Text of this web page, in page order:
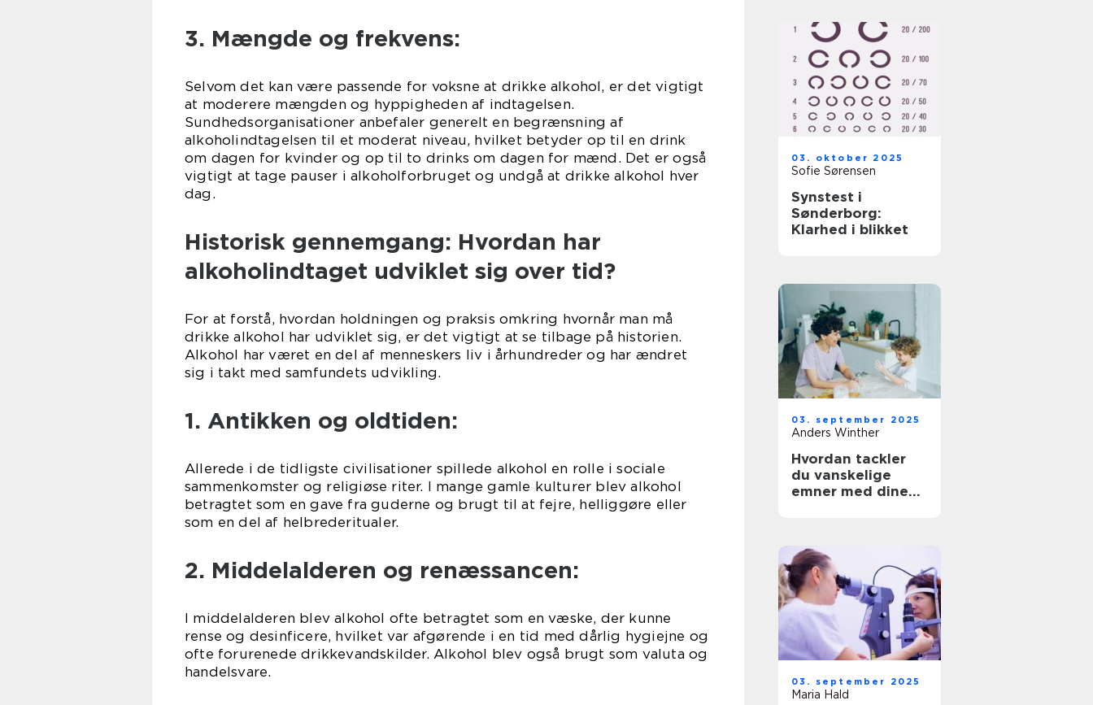
3. Mængde og frekvens:
Selvom det kan være passende for voksne at drikke alkohol, er det vigtigt
at moderere mængden og hyppigheden af indtagelsen.
Sundhedsorganisationer anbefaler generelt en begrænsning af
alkoholindtagelsen til et moderat niveau, hvilket betyder op til en drink
om dagen for kvinder og op til to drinks om dagen for mænd. Det er også
vigtigt at tage pauser i alkoholforbruget og undgå at drikke alkohol hver
dag.
Historisk gennemgang: Hvordan har
alkoholindtaget udviklet sig over tid?
For at forstå, hvordan holdningen og praksis omkring hvornår man må
drikke alkohol har udviklet sig, er det vigtigt at se tilbage på historien.
Alkohol har været en del af menneskers liv i århundreder og har ændret
sig i takt med samfundets udvikling.
1. Antikken og oldtiden:
Allerede i de tidligste civilisationer spillede alkohol en rolle i sociale
sammenkomster og religiøse riter. I mange gamle kulturer blev alkohol
betragtet som en gave fra guderne og brugt til at fejre, helliggøre eller
som en del af helbrederitualer.
2. Middelalderen og renæssancen:
I middelalderen blev alkohol ofte betragtet som en væske, der kunne
rense og desinficere, hvilket var afgørende i en tid med dårlig hygiejne og
ofte forurenede drikkevandskilder. Alkohol blev også brugt som valuta og
handelsvare.
03. oktober 2025
Sofie Sørensen
Synstest i
Sønderborg:
Klarhed i blikket
03. september 2025
Anders Winther
Hvordan tackler
du vanskelige
emner med dine
03. september 2025
Maria Hald